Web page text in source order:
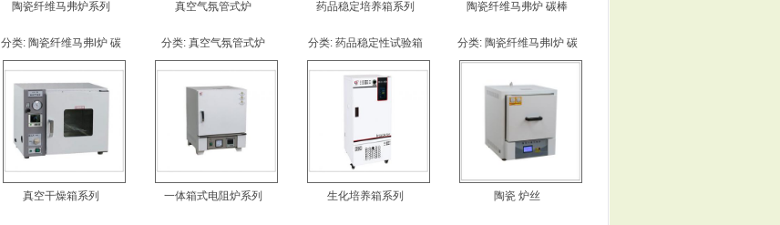
陶瓷纤维马弗炉系列
分类: 陶瓷纤维马弗l炉 碳
棒
真空气氛管式炉
分类: 真空气氛管式炉
药品稳定培养箱系列
分类: 药品稳定性试验箱
陶瓷纤维马弗炉 碳棒
分类: 陶瓷纤维马弗l炉 碳
棒
真空干燥箱系列 一体箱式电阻炉系列 生化培养箱系列 陶瓷 炉丝